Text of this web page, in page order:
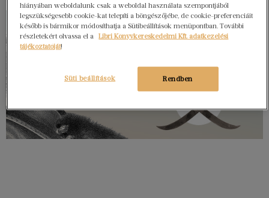
hiányában weboldalunk csak a weboldal használata szempontjából
legszükségesebb cookie-kat telepíti a böngészőjébe, de cookie-preferenciáit
később is bármikor módosíthatja a Sütibeállítások menüpontban. További
részletekért olvassa el a
Libri Könyvkereskedelmi Kft. adatkezelési
tájékoztatóját!
Rendben
Süti beállítások